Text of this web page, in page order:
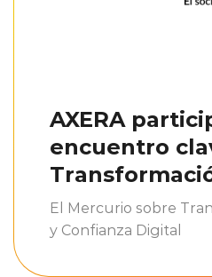
AXERA
encuentro
El Mercurio sobre
y Confianza Digital